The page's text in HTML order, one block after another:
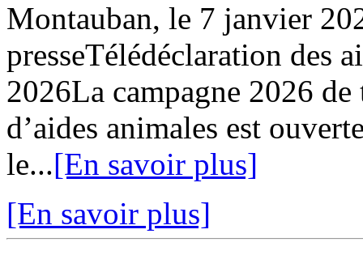
Montauban, le 7 janvier
presseTélédéclaration des
2026La campagne 2026
d’aides animales est
le...[En savoir plus]
[En savoir plus]